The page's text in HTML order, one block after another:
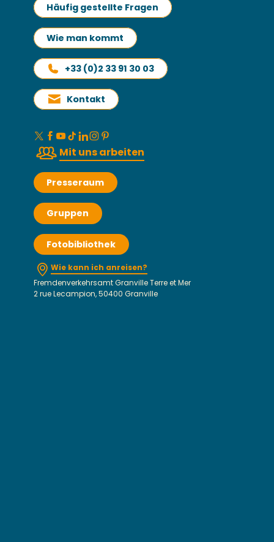
Häufig gestellte Fragen
Wie man kommt
+33 (0)2 33 91 30 03
Kontakt
Mit uns arbeiten
Presseraum
Gruppen
Fotobibliothek
Wie kann ich anreisen?
Fremdenverkehrsamt Granville Terre et Mer
2 rue Lecampion, 50400 Granville